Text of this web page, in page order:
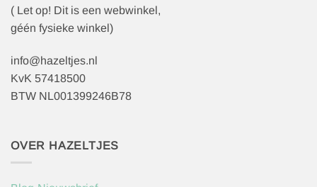
( Let op! Dit is een webwinkel,
géén fysieke winkel)
info@hazeltjes.nl
KvK 57418500
BTW NL001399246B78
OVER HAZELTJES